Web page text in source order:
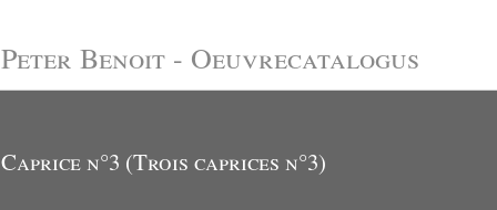
Peter Benoit - Oeuvrecatalogus
Caprice n°3 (Trois caprices n°3)